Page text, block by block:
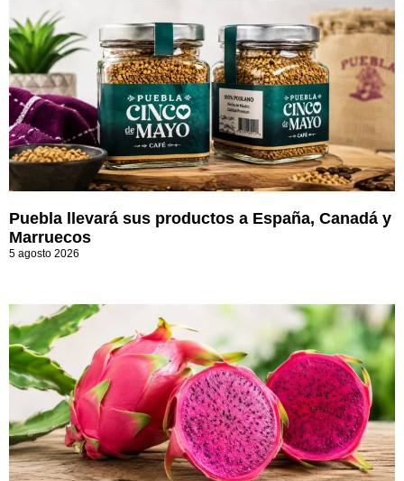
Puebla llevará sus productos a España, Canadá y
Marruecos
5 agosto 2026